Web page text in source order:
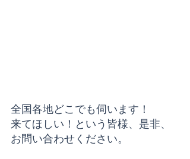
全国各地どこでも伺います！
来てほしい！という皆様、是非、
お問い合わせください。